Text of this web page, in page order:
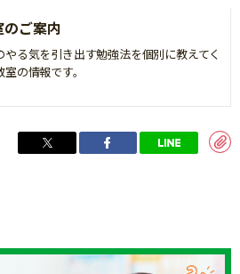
ご案内
やる気を引き出す勉強法を個別に教えてく
の情報です。